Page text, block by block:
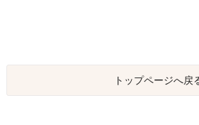
トップページへ戻